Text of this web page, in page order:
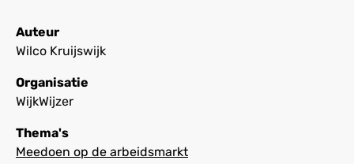
Auteur
Wilco Kruijswijk
Organisatie
WijkWijzer
Thema's
Meedoen op de arbeidsmarkt